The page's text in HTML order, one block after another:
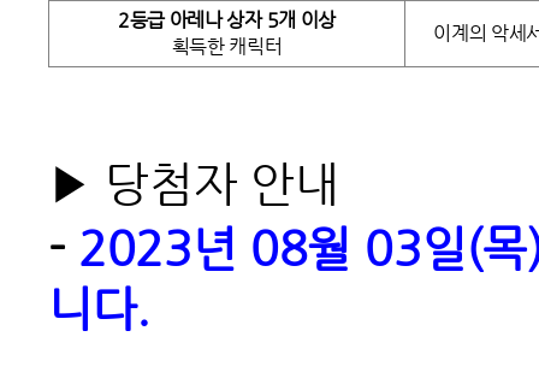
2등급 아레나 상자 5개 이상
획득한 캐릭터
이계의 악세
▶ 당첨자 안내
- 2023년 08월 03일(목
니다.